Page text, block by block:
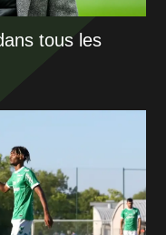
tous les